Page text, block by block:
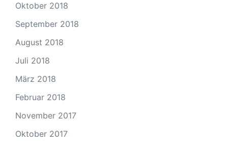
Oktober 2018
September 2018
August 2018
Juli 2018
März 2018
Februar 2018
November 2017
Oktober 2017